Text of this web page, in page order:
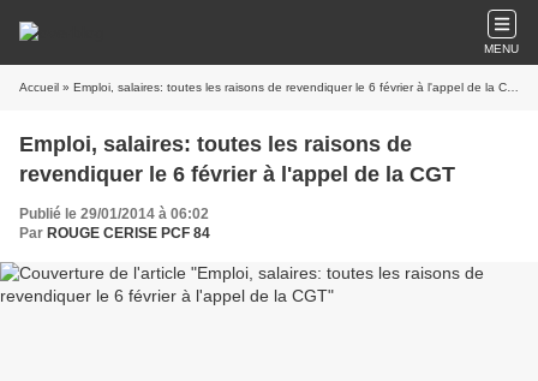
MENU
Accueil » Emploi, salaires: toutes les raisons de revendiquer le 6 février à l'appel de la CGT
Emploi, salaires: toutes les raisons de
revendiquer le 6 février à l'appel de la CGT
Publié le 29/01/2014 à 06:02
Par ROUGE CERISE PCF 84